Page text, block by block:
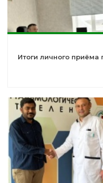
Итоги личного приёма